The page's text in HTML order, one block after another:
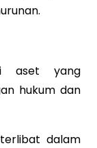
aset yang
hukum dan
dalam